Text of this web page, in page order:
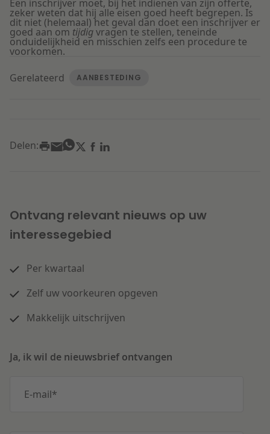
Een inschrijver moet, bij het indienen van zijn offerte,
zeker weten dat hij alle eisen goed heeft begrepen. Is
dit niet (helemaal) het geval dan doet een inschrijver er
goed aan om tijdigvragen te stellen, teneinde
onduidelijkheid en misschien zelfs een procedure te
voorkomen.
Gerelateerd
AANBESTEDING
Delen:
Ontvang relevant nieuws op uw
interessegebied
Per kwartaal
Zelf uw voorkeuren opgeven
Makkelijk uitschrijven
Ja, ik wil de nieuwsbrief ontvangen
E-mail*